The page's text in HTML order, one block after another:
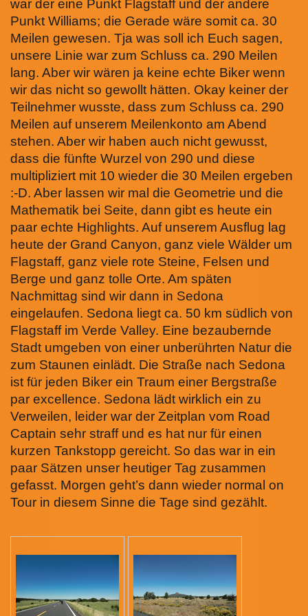
war der eine Punkt Flagstaff und der andere
Punkt Williams; die Gerade wäre somit ca. 30
Meilen gewesen. Tja was soll ich Euch sagen,
unsere Linie war zum Schluss ca. 290 Meilen
lang. Aber wir wären ja keine echte Biker wenn
wir das nicht so gewollt hätten. Okay keiner der
Teilnehmer wusste, dass zum Schluss ca. 290
Meilen auf unserem Meilenkonto am Abend
stehen. Aber wir haben auch nicht gewusst,
dass die fünfte Wurzel von 290 und diese
multipliziert mit 10 wieder die 30 Meilen ergeben
:-D. Aber lassen wir mal die Geometrie und die
Mathematik bei Seite, dann gibt es heute ein
paar echte Highlights. Auf unserem Ausflug lag
heute der Grand Canyon, ganz viele Wälder um
Flagstaff, ganz viele rote Steine, Felsen und
Berge und ganz tolle Orte. Am späten
Nachmittag sind wir dann in Sedona
eingelaufen. Sedona liegt ca. 50 km südlich von
Flagstaff im Verde Valley. Eine bezaubernde
Stadt umgeben von einer unberührten Natur die
zum Staunen einlädt. Die Straße nach Sedona
ist für jeden Biker ein Traum einer Bergstraße
par excellence. Sedona lädt wirklich ein zu
Verweilen, leider war der Zeitplan vom Road
Captain sehr straff und es hat nur für einen
kurzen Tankstopp gereicht. So das war in ein
paar Sätzen unser heutiger Tag zusammen
gefasst. Morgen geht’s dann wieder normal on
Tour in diesem Sinne die Tage sind gezählt.